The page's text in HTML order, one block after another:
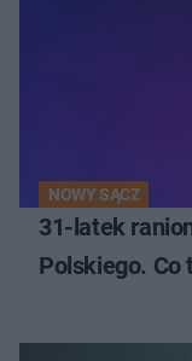
NOWY SĄCZ
31-latek
Polskiego. Co